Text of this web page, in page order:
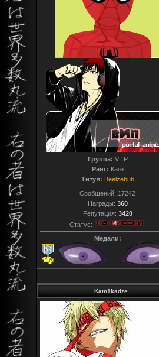
Группа: V.I.P
Ранг: Каге
Титул: Beelzebub
Сообщений: 17242
Награды: 360
Репутация: 3420
Статус:
Медали:
Kam1kadze